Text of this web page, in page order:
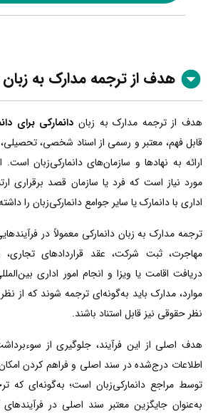
هدف از ترجمه مدارک به زبان
هدف از ترجمه مدارک به زبان دانمارکی برای
قابل فهم، معتبر و رسمی از اسناد شخصی،
ارائه به نهادها و سازمان‌های دانمارکی‌زبان
مورد نیاز است که فرد یا سازمان قصد برقراری
اداری با دانمارک یا سایر جوامع دانمارکی‌زبان را
ترجمه مدارک به زبان دانمارکی معمولاً در
مهاجرت، ثبت شرکت، عقد قراردادهای تجاری،
دریافت اقامت یا ویزا و انجام امور اداری
موارد، مدارک باید به‌گونه‌ای ترجمه شوند که از
نظر حقوقی نیز قابل استناد باشند.
هدف اصلی از این فرآیند، جلوگیری از
اطلاعات درج‌شده در سند اصلی و فراهم کردن
توسط مراجع دانمارکی‌زبان است؛ به‌گونه‌ای که
به‌عنوان جایگزین معتبر سند اصلی در